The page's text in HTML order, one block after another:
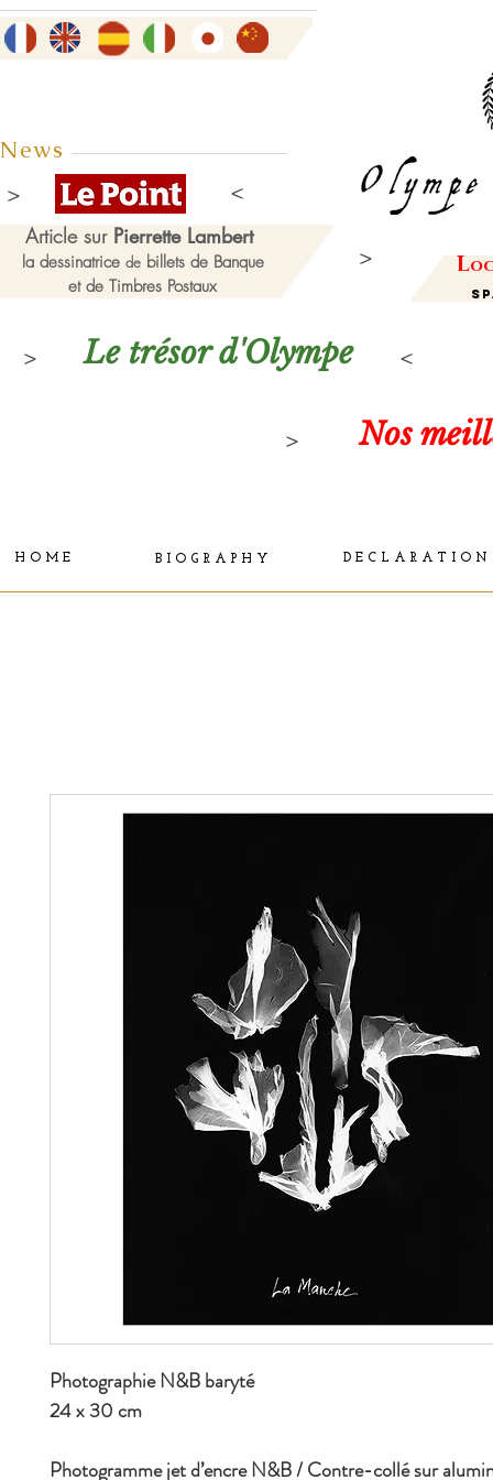
News
Article sur Pierrette Lambert
la dessinatrice debillets de Banque
et de Timbres Postaux
L
Le trésor d'Olympe
Nos
H O M E B I O G R A P H Y D E C L A R A T I O N
Photographie N&B baryté
24 x 30 cm
Photogramme jet d’encre N&B / Contre-collé sur